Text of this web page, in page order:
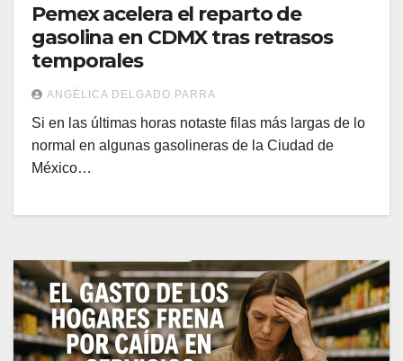
Pemex acelera el reparto de
gasolina en CDMX tras retrasos
temporales
ANGÉLICA DELGADO PARRA
Si en las últimas horas notaste filas más largas de lo
normal en algunas gasolineras de la Ciudad de
México…